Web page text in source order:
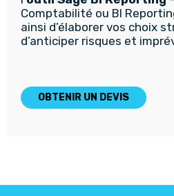
Comptabilité ou BI
ainsi d’élaborer vos choix
d’anticiper risques et
OBTENIR UN DEVIS